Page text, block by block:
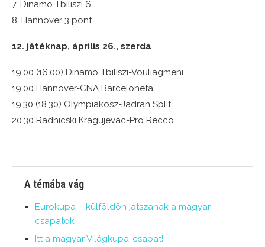
7. Dinamo Tbiliszi 6,
8. Hannover 3 pont
12. játéknap, április 26., szerda
19.00 (16.00) Dinamo Tbiliszi-Vouliagmeni
19.00 Hannover-CNA Barceloneta
19.30 (18.30) Olympiakosz-Jadran Split
20.30 Radnicski Kragujevác-Pro Recco
A témába vág
Eurokupa – külföldön játszanak a magyar
csapatok
Itt a magyar Világkupa-csapat!